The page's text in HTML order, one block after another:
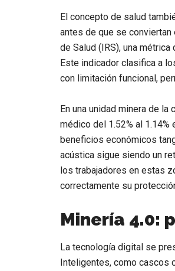
El concepto de salud
antes de que se
de Salud (IRS), una métrica
Este indicador clasifica a
con limitación funcional,
En una unidad minera de
médico del 1.52% al 1.14%
beneficios económicos
acústica sigue siendo un
los trabajadores en estas
correctamente su
Minería 4.0:
La tecnología digital se
Inteligentes, como cascos